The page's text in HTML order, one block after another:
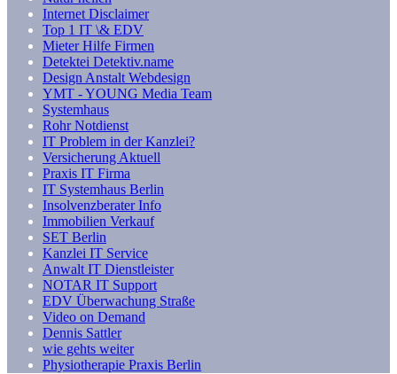
Internet Disclaimer
Top 1 IT \& EDV
Mieter Hilfe Firmen
Detektei Detektiv.name
Design Anstalt Webdesign
YMT - YOUNG Media Team
Systemhaus
Rohr Notdienst
IT Problem in der Kanzlei?
Versicherung Aktuell
Praxis IT Firma
IT Systemhaus Berlin
Insolvenzberater Info
Immobilien Verkauf
SET Berlin
Kanzlei IT Service
Anwalt IT Dienstleister
NOTAR IT Support
EDV Überwachung Straße
Video on Demand
Dennis Sattler
wie gehts weiter
Physiotherapie Praxis Berlin